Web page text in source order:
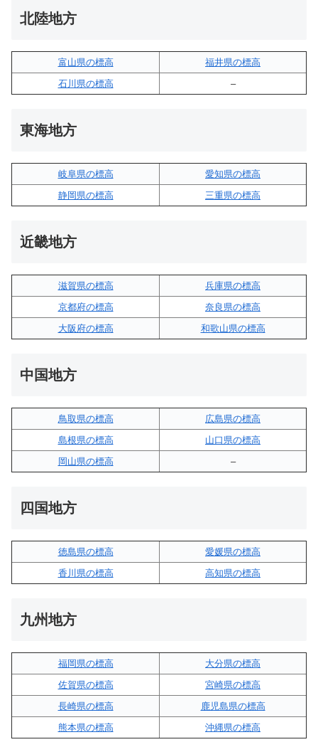
北陸地方
富山県の標高
福井県の標高
石川県の標高
–
東海地方
岐阜県の標高
愛知県の標高
静岡県の標高
三重県の標高
近畿地方
滋賀県の標高
兵庫県の標高
京都府の標高
奈良県の標高
大阪府の標高
和歌山県の標高
中国地方
鳥取県の標高
広島県の標高
島根県の標高
山口県の標高
岡山県の標高
–
四国地方
徳島県の標高
愛媛県の標高
香川県の標高
高知県の標高
九州地方
福岡県の標高
大分県の標高
佐賀県の標高
宮崎県の標高
長崎県の標高
鹿児島県の標高
熊本県の標高
沖縄県の標高